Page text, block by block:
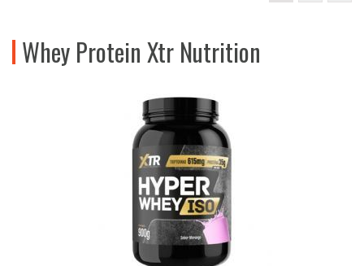
Whey Protein Xtr Nutrition